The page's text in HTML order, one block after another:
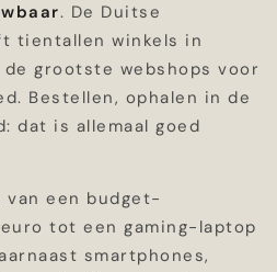
. De Duitse
tientallen winkels in
grootste webshops voor
Bestellen, ophalen in de
dat is allemaal goed
een budget-
tot een gaming-laptop
smartphones,